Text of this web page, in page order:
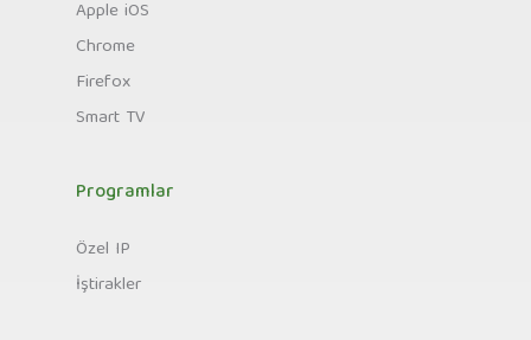
Apple iOS
Chrome
Firefox
Smart TV
Programlar
Özel IP
İştirakler